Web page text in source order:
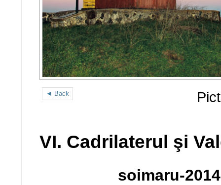
◄ Back
VI. Cadrilaterul şi
soimaru-